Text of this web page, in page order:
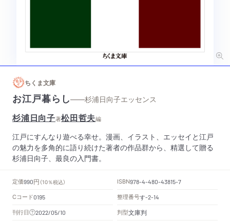
ちくま文庫
お江戸暮らし——杉浦日向子エッセンス
杉浦日向子著松田哲夫編
江戸にすんなり遊べる幸せ。漫画、イラスト、エッセイと江戸
の魅力を多角的に語り続けた著者の作品群から、精選して贈る
杉浦日向子、最良の入門書。
定価990円 （10％税込） ISBN978-4-480-43815-7
Cコード0195 整理番号す-2-14
刊行日 2022/05/10 判型文庫判